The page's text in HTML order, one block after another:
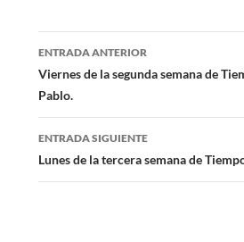
Navegación
de
entradas
ENTRADA ANTERIOR
Viernes de la segunda semana de
Pablo.
ENTRADA SIGUIENTE
Lunes de la tercera semana de